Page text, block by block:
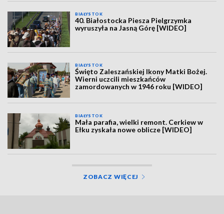
BIAŁYSTOK
40. Białostocka Piesza Pielgrzymka
wyruszyła na Jasną Górę [WIDEO]
BIAŁYSTOK
Święto Zaleszańskiej Ikony Matki Bożej.
Wierni uczcili mieszkańców
zamordowanych w 1946 roku [WIDEO]
BIAŁYSTOK
Mała parafia, wielki remont. Cerkiew w
Ełku zyskała nowe oblicze [WIDEO]
ZOBACZ WIĘCEJ